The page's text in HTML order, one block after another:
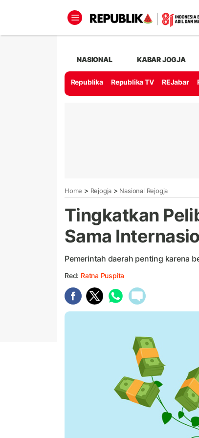
NASIONAL KABAR JOGJA
Republika Republika TV REJabar
Home > Rejogja > Nasional Rejogja
Tingkatkan
Sama
Pemerintah daerah penting karena
Red: Ratna Puspita